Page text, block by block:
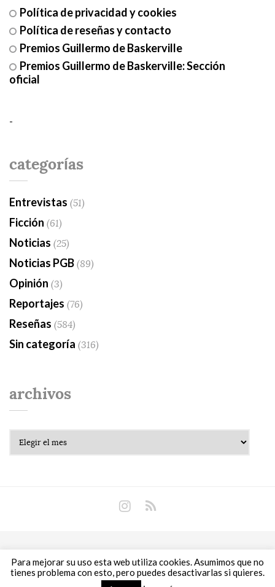
Política de privacidad y cookies
Política de reseñas y contacto
Premios Guillermo de Baskerville
Premios Guillermo de Baskerville: Sección
oficial
-
categorías
Entrevistas (51)
Ficción (61)
Noticias (25)
Noticias PGB(89)
Opinión (3)
Reportajes (76)
Reseñas (584)
Sin categoría (316)
archivos
Copyright © 2018 Libros Prohibidos •
Política de
privacidad
Para mejorar su uso esta web utiliza cookies. Asumimos que no
tienes problema con esto, pero puedes desactivarlas si quieres.